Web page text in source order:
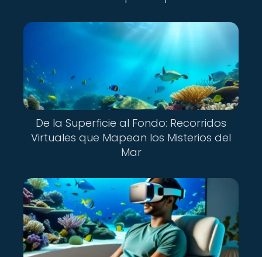
De la Superficie al Fondo: Recorridos
Virtuales que Mapean los Misterios del
Mar